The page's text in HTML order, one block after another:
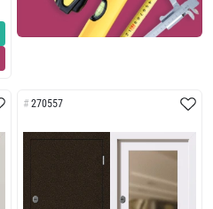
270557